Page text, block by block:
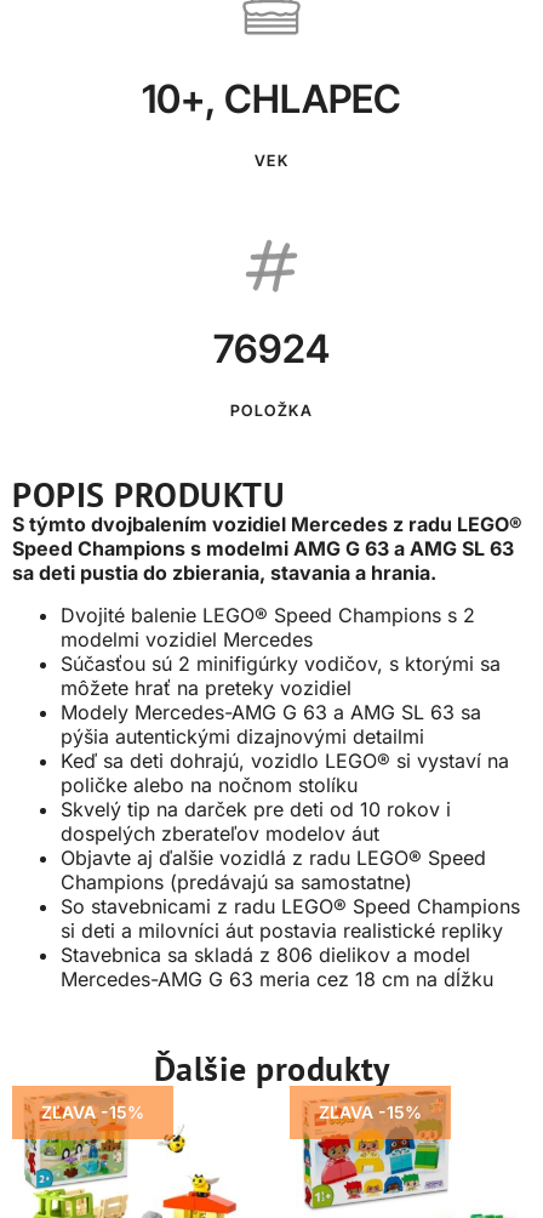
10+, CHLAPEC
VEK
76924
POLOŽKA
POPIS PRODUKTU
S týmto dvojbalením vozidiel Mercedes z radu LEGO®
Speed Champions s modelmi AMG G 63 a AMG SL 63
sa deti pustia do zbierania, stavania a hrania.
Dvojité balenie LEGO® Speed Champions s 2
modelmi vozidiel Mercedes
Súčasťou sú 2 minifigúrky vodičov, s ktorými sa
môžete hrať na preteky vozidiel
Modely Mercedes-AMG G 63 a AMG SL 63 sa
pýšia autentickými dizajnovými detailmi
Keď sa deti dohrajú, vozidlo LEGO® si vystaví na
poličke alebo na nočnom stolíku
Skvelý tip na darček pre deti od 10 rokov i
dospelých zberateľov modelov áut
Objavte aj ďalšie vozidlá z radu LEGO® Speed
Champions (predávajú sa samostatne)
So stavebnicami z radu LEGO® Speed Champions
si deti a milovníci áut postavia realistické repliky
Stavebnica sa skladá z 806 dielikov a model
Mercedes-AMG G 63 meria cez 18 cm na dĺžku
Ďalšie produkty
ZĽAVA -15% ZĽAVA -15%